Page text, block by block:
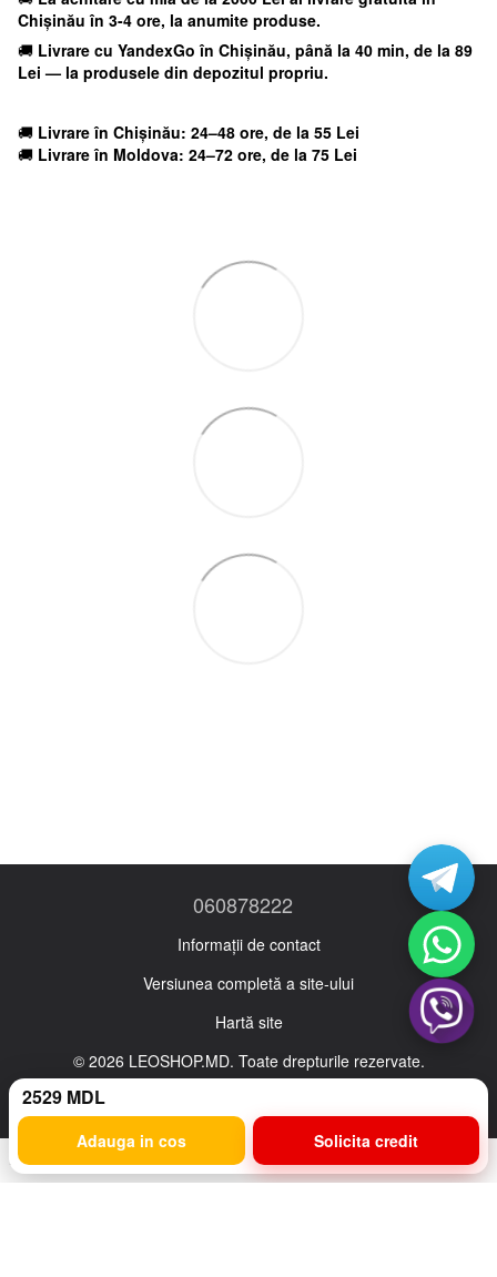
Chișinău în 3-4 ore, la anumite produse.
🚚 Livrare cu YandexGo în Chișinău, până la 40 min, de la 89
Lei — la produsele din depozitul propriu.
🚚 Livrare în Chișinău: 24–48 ore, de la 55 Lei
🚚 Livrare în Moldova: 24–72 ore, de la 75 Lei
060878222
Informații de contact
Versiunea completă a site-ului
Hartă site
© 2026 LEOSHOP.MD. Toate drepturile rezervate.
Magazin online creat cu Horoshop
2529 MDL
Adauga in cos Solicita credit